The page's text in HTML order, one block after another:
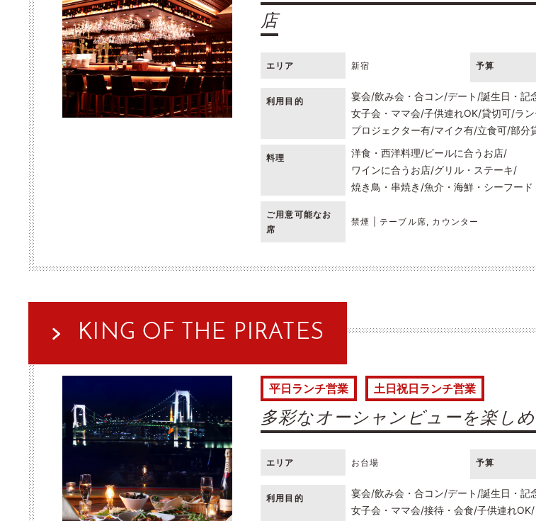
店
エリア 新宿 予算
利用目的 宴会 飲み会・合コン デート 誕生日・記
女子会・ママ会 子供連れOK 貸切可 ラ
プロジェクター有 マイク有 立食可 部分
料理 洋食・西洋料理 ビールに合うお店
ワインに合うお店 グリル・ステーキ
焼き鳥・串焼き 魚介・海鮮・シーフード
ご用意可能なお
席
禁煙 | テーブル席, カウンター
KING OF THE PIRATES
平日ランチ営業 土日祝日ランチ営業
多彩なオーシャンビューを楽し
エリア お台場 予算
利用目的 宴会 飲み会・合コン デート 誕生日・記
女子会・ママ会 接待・会食 子供連れOK